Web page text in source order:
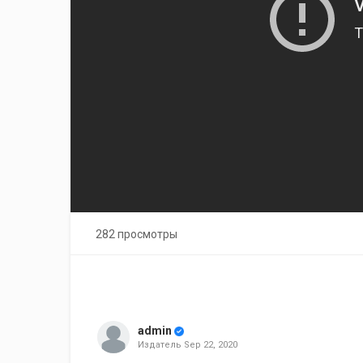
282 просмотры
admin
Издатель Sep 22, 2020